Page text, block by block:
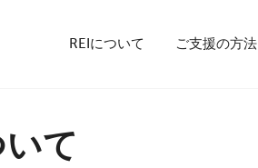
REIについて ご支援の方法
て